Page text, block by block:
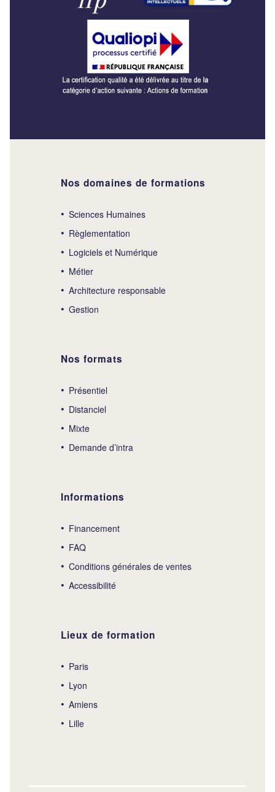
Nos domaines de formations
Sciences Humaines
Règlementation
Logiciels et Numérique
Métier
Architecture responsable
Gestion
Nos formats
Présentiel
Distanciel
Mixte
Demande d’intra
Informations
Financement
FAQ
Conditions générales de ventes
Accessibilité
Lieux de formation
Paris
Lyon
Amiens
Lille